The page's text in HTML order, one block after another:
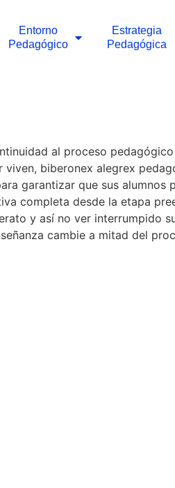
Entorno
Pedagógico
Estrategia
Pedagógica
al proceso
viven, biberonex alegrex
garantizar que sus alumnos
completa desde la etapa
y así no ver interrumpido
cambie a mitad del